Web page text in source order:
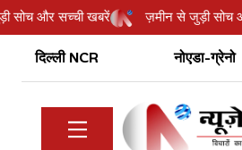
जुड़ी सोच और सच्ची खबरें ज़मीन से जुड़ी
दिल्ली NCR नोएडा-ग्रेनो